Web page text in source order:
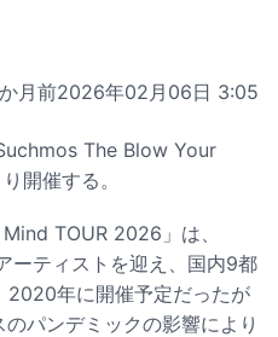
月前2026年02月06日 3:05
The Blow Your
開催する。
TOUR 2026」は、
ーティストを迎え、国内9都
2020年に開催予定だったが
パンデミックの影響により